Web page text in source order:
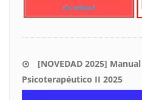
[NOVEDAD 2025]
Psicoterapéutico II 2025